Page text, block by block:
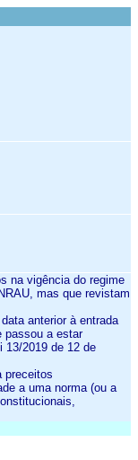
na vigência do regime
mas que revistam
anterior à entrada
passou a estar
13/2019 de 12 de
preceitos
a uma norma (ou a